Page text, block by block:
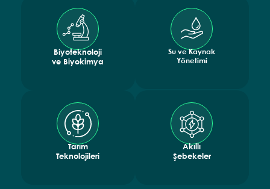
Biyoteknoloji
ve Biyokimya
Su ve Kaynak
Yönetimi
Tarım
Teknolojileri
Akıllı
Şebekeler